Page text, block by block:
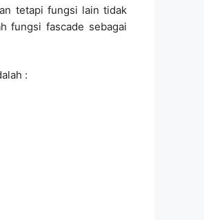
tetapi fungsi lain tidak
fungsi fascade sebagai
: